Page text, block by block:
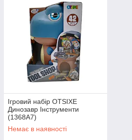
Ігровий набір OTSIXE
Динозавр Інструменти
(1368A7)
Немає в наявності